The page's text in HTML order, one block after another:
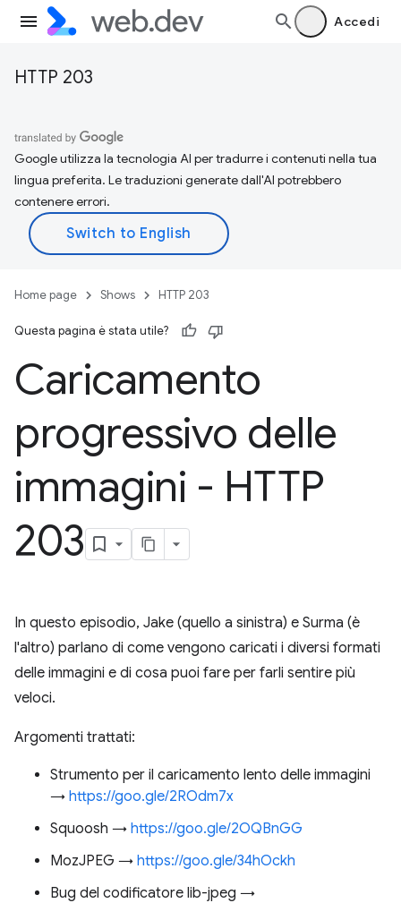
Accedi
HTTP 203
Google utilizza la tecnologia AI per tradurre i contenuti nella tua
lingua preferita. Le traduzioni generate dall'AI potrebbero
contenere errori.
Home page Shows HTTP 203
Questa pagina è stata utile?
Caricamento
progressivo delle
immagini - HTTP
203
In questo episodio, Jake (quello a sinistra) e Surma (è
l'altro) parlano di come vengono caricati i diversi formati
delle immagini e di cosa puoi fare per farli sentire più
veloci.
Argomenti trattati:
Strumento per il caricamento lento delle immagini
→ https://goo.gle/2ROdm7x
Squoosh → https://goo.gle/2OQBnGG
MozJPEG → https://goo.gle/34hOckh
Bug del codificatore lib-jpeg →